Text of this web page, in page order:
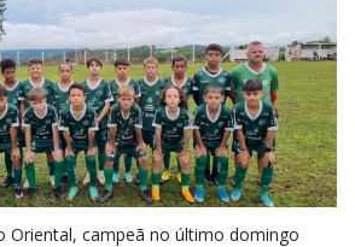
Oriental, campeã no último domingo